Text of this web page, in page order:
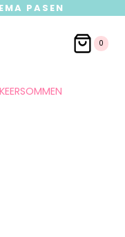
PASEN
0
KEERSOMMEN